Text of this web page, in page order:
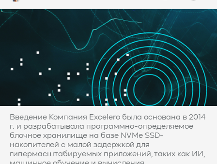
Введение Компания Excelero была основана в 2014
г. и разрабатывала программно-определяемое
блочное хранилище на базе NVMe SSD-
накопителей с малой задержкой для
гипермасштабируемых приложений, таких как ИИ,